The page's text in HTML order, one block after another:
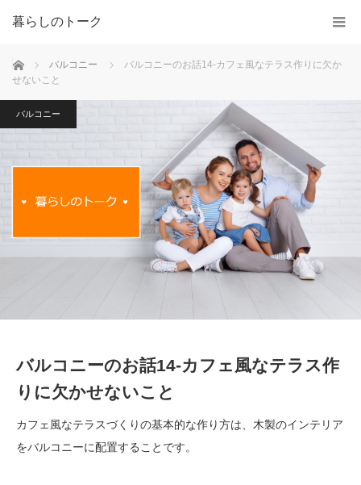
暮らしのトーク
ホーム バルコニー
バルコニーのお話14-カフェ風なテラス作りに欠か
せないこと
バルコニー
バルコニーのお話14-カフェ風なテラス作
りに欠かせないこと
カフェ風なテラスづくりの基本的な作り方は、木製のインテリア
をバルコニーに配置することです。